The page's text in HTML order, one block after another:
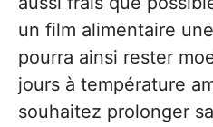
un film alimentaire
pourra ainsi rester
jours à température
souhaitez prolonger